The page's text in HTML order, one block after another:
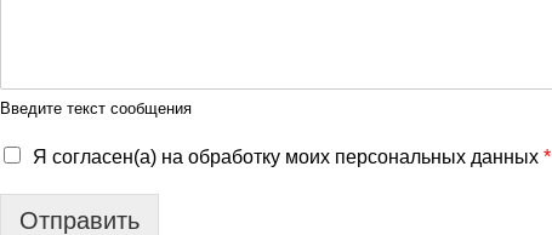
Введите текст сообщения
Я согласен(а) на обработку моих персональных данных *
Отправить